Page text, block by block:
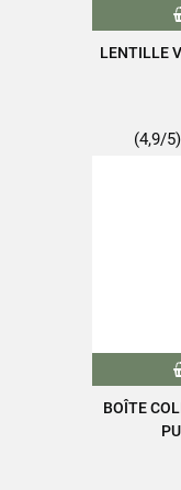
Dont
Fibres
Retrouvez toute la
LENTILLE
(4,9/
BOÎTE